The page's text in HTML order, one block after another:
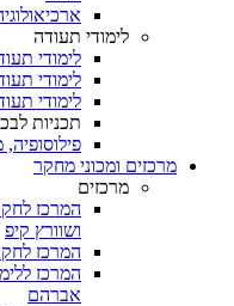
לימודי תעודה
לימודי
לימודי
לימודי
תכניות
מרכזים ומכוני מחקר
מרכזים
המרכז
ושוורץ קיפ
המרכז
המרכז
אברהם